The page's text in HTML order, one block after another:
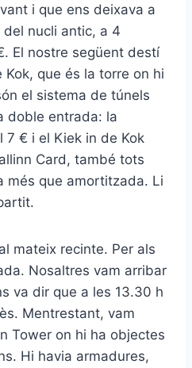
i que ens deixava a
nucli antic, a 4
El nostre següent destí
Kok, que és la torre on hi
el sistema de túnels
doble entrada: la
7 € i el Kiek in de Kok
Card, també tots
més que amortitzada. Li
mateix recinte. Per als
Nosaltres vam arribar
va dir que a les 13.30 h
Mentrestant, vam
Tower on hi ha objectes
Hi havia armadures,